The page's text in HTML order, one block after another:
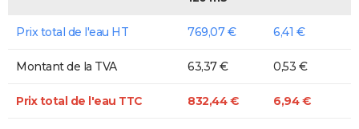
Prix total de l'eau HT 769,07 € 6,41 €
Montant de la TVA 63,37 € 0,53 €
Prix total de l'eau TTC 832,44 € 6,94 €